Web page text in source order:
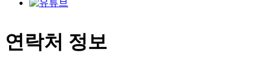
연락처 정보